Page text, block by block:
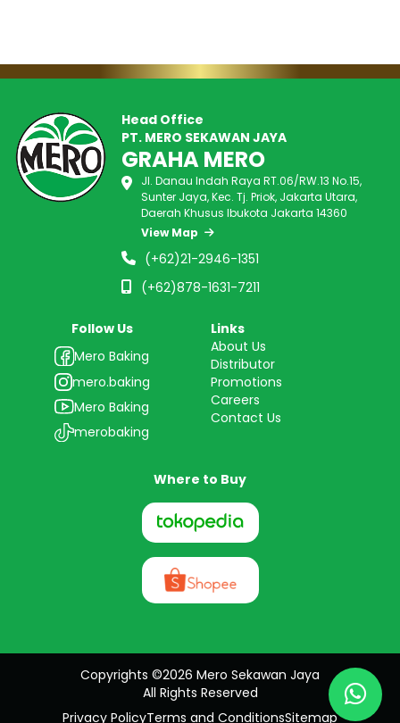
Head Office
PT. MERO SEKAWAN JAYA
GRAHA MERO
Jl. Danau Indah Raya RT.06/RW.13 No.15,
Sunter Jaya, Kec. Tj. Priok, Jakarta Utara,
Daerah Khusus Ibukota Jakarta 14360
View Map
(+62)21-2946-1351
(+62)878-1631-7211
Follow Us
Mero Baking
mero.baking
Mero Baking
merobaking
Links
About Us
Distributor
Promotions
Careers
Contact Us
Where to Buy
Copyrights ©2026 Mero Sekawan Jaya
All Rights Reserved
Privacy PolicyTerms and ConditionsSitemap